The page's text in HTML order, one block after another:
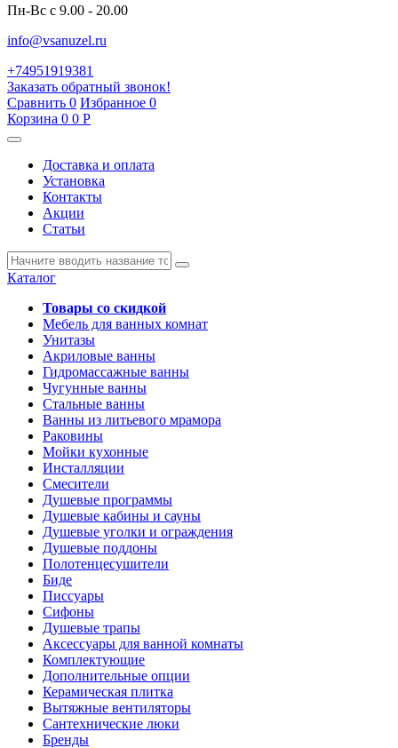
Пн-Вс с 9.00 - 20.00
info@vsanuzel.ru
+74951919381
Заказать обратный звонок!
Сравнить 0 Избранное 0
Корзина 0 0 Р
Доставка и оплата
Установка
Контакты
Акции
Статьи
Каталог
Товары со скидкой
Мебель для ванных комнат
Унитазы
Акриловые ванны
Гидромассажные ванны
Чугунные ванны
Стальные ванны
Ванны из литьевого мрамора
Раковины
Мойки кухонные
Инсталляции
Смесители
Душевые программы
Душевые кабины и сауны
Душевые уголки и ограждения
Душевые поддоны
Полотенцесушители
Биде
Писсуары
Сифоны
Душевые трапы
Аксессуары для ванной комнаты
Комплектующие
Дополнительные опции
Керамическая плитка
Вытяжные вентиляторы
Сантехнические люки
Бренды